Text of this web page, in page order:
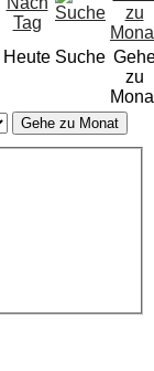
Heute Suche
zu
Gehe zu Monat